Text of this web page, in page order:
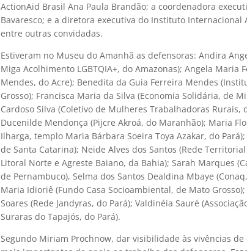
ActionAid Brasil Ana Paula Brandão; a coordenadora
Bavaresco; e a diretora executiva do Instituto Internacional
entre outras convidadas.
Estiveram no Museu do Amanhã as defensoras: Andira
Miga Acolhimento LGBTQIA+, do Amazonas); Angela Maria
Mendes, do Acre); Benedita da Guia Ferreira Mendes
Grosso); Francisca Maria da Silva (Economia Solidária, de
Cardoso Silva (Coletivo de Mulheres Trabalhadoras Rurais,
Ducenilde Mendonça (Pijcre Akroá, do Maranhão); Maria
Ilharga, templo Maria Bárbara Soeira Toya Azakar, do
de Santa Catarina); Neide Alves dos Santos (Rede
Litoral Norte e Agreste Baiano, da Bahia); Sarah Marques
de Pernambuco), Selma dos Santos Dealdina Mbaye
Maria Idioriê (Fundo Casa Socioambiental, de Mato
Soares (Rede Jandyras, do Pará); Valdinéia Sauré
Suraras do Tapajós, do Pará).
Segundo Miriam Prochnow, dar visibilidade às vivências de